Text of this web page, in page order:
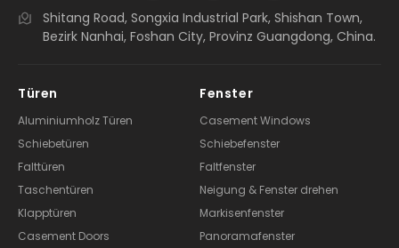
Shitang Road, Songxia Industrial Park, Shishan Town,
Türen
Aluminiumholz Türen
Schiebetüren
Falttüren
Taschentüren
Klapptüren
Fenster
Casement Windows
Schiebefenster
Faltfenster
Neigung & Fenster drehen
Markisenfenster